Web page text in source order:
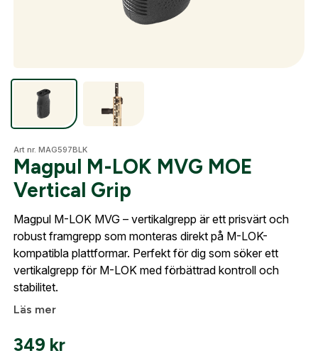
Optik
Mer
Kontakta oss
Art nr. MAG597BLK
Magpul M-LOK MVG MOE
Vertical Grip
Magpul M-LOK MVG – vertikalgrepp är ett prisvärt och
robust framgrepp som monteras direkt på M-LOK-
kompatibla plattformar. Perfekt för dig som söker ett
vertikalgrepp för M-LOK med förbättrad kontroll och
stabilitet.
Läs mer
349 kr
Logga in
Logga in för att handla med dina avtalspriser, smidig
fakturabetalning och tillgång till orderhistorik.
När du är inloggad hanteras beställningen
automatiskt enligt dina inställningar.
E-postadress: *
frågorna gällande Mitt konto.
Företag- eller Föreningsnamn:
Org. nummer
Leverans & fakturaadress
Gatuadress:*
Fyll i din e-post adress nedan så kontaktar vi dig
så fort den här produkten är tillbaka i vårt
Magpul M-LOK MVG MOE Vertical Grip